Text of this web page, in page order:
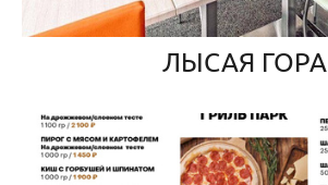
ЛЫСАЯ ГОРА